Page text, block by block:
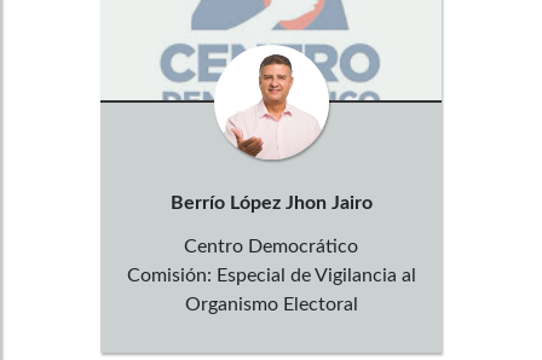
Berrío López Jhon Jairo
Centro Democrático
Comisión: Especial de Vigilancia al
Organismo Electoral